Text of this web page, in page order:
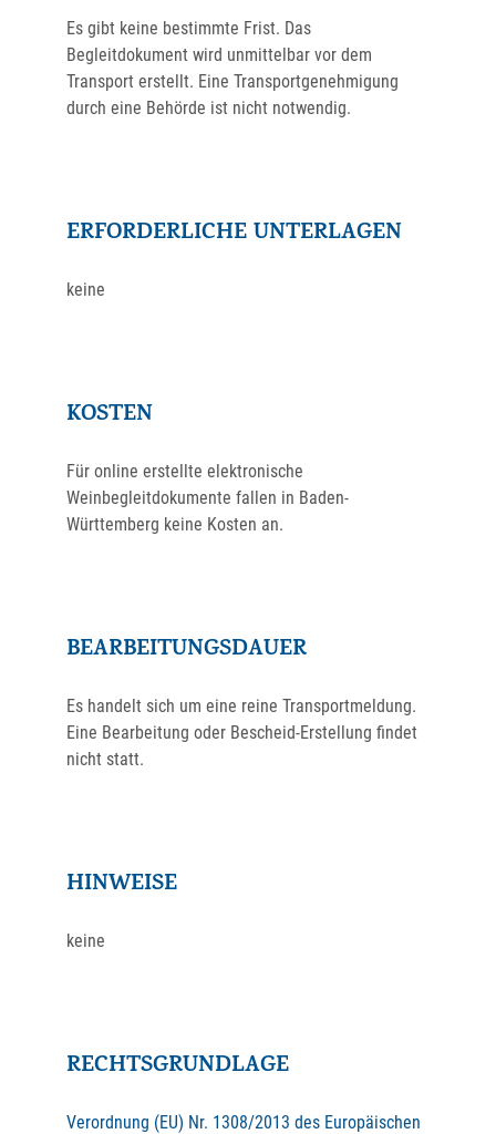
Es gibt keine bestimmte Frist. Das
Begleitdokument wird unmittelbar vor dem
Transport erstellt. Eine Transportgenehmigung
durch eine Behörde ist nicht notwendig.
ERFORDERLICHE UNTERLAGEN
keine
KOSTEN
Für online erstellte elektronische
Weinbegleitdokumente fallen in Baden-
Württemberg keine Kosten an.
BEARBEITUNGSDAUER
Es handelt sich um eine reine Transportmeldung.
Eine Bearbeitung oder Bescheid-Erstellung findet
nicht statt.
HINWEISE
keine
RECHTSGRUNDLAGE
Verordnung (EU) Nr. 1308/2013 des Europäischen